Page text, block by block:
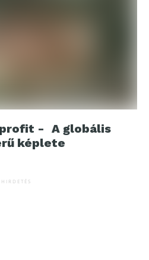
profit - A globális
képlete
HIRDETÉS